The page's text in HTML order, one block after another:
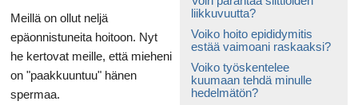
liikkuvuutta?
Voiko hoito epididymitis
estää vaimoani raskaaksi?
Voiko työskentelee
kuumaan tehdä minulle
hedelmätön?
Meillä on ollut neljä
epäonnistuneita hoitoon. Nyt
he kertovat meille, että mieheni
on "paakkuuntuu" hänen
spermaa.